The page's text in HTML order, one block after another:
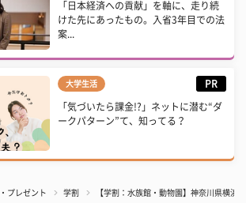
「日本経済への貢献」を軸に、走り続
けた先にあったもの。入省3年目での法
案...
大学生活 PR
「気づいたら課金!?」ネットに潜む“ダ
ークパターン”て、知ってる？
プレゼント 学割 【学割：水族館・動物園】神奈川県横浜